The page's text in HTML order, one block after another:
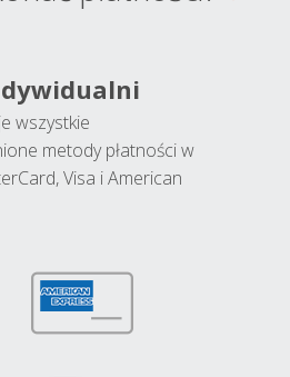
wszystkie
metody płatności w
Visa i American